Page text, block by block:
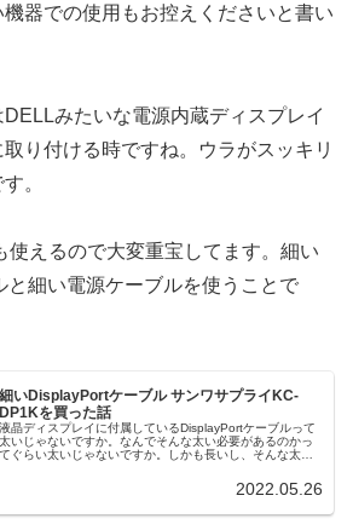
器での使用もお控えくださいと書い
みたいな電源内蔵ディスプレイ
り付ける時ですね。ウラがスッキリ
。
使えるので大変重宝してます。細い
と細い電源ケーブルを使うことで
細いDisplayPortケーブル サンワサプライKC-
DP1Kを買った話
液晶ディスプレイに付属しているDisplayPortケーブルって
太いじゃないですか。なんでそんな太い必要があるのかっ
てぐらい太いじゃないですか。しかも長いし、そんな太く
ことで、細そうなDisplayPortケーブルを探してたらほどほ
2022.05.26